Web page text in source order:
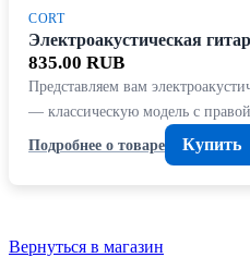
CORT
Электроакустическая
835.00 RUB
Представляем вам
— классическую модель с
Подробнее о товаре
Купить
Вернуться в магазин